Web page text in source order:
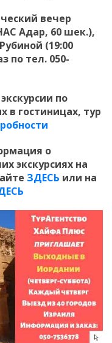
вечер
Адар, 60 шек.),
(19:00
по тел. 050-
по
гостиницах, тур
о
экскурсиях на
ЗДЕСЬ или на